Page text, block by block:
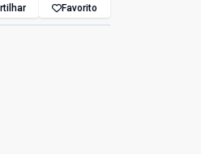
Favorito